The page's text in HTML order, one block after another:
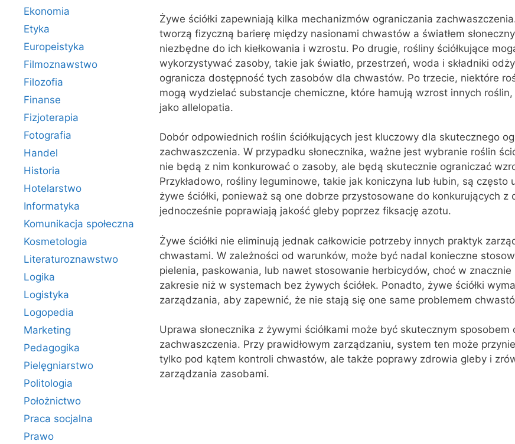
Żywe ściółki zapewniają kilka mechanizmów ograniczania
tworzą fizyczną barierę między nasionami chwastów a światłem
niezbędne do ich kiełkowania i wzrostu. Po drugie, rośliny ściółkujące
wykorzystywać zasoby, takie jak światło, przestrzeń, woda i składniki
ogranicza dostępność tych zasobów dla chwastów. Po trzecie, niektóre
mogą wydzielać substancje chemiczne, które hamują wzrost innych
jako allelopatia.
Dobór odpowiednich roślin ściółkujących jest kluczowy dla skutecznego
zachwaszczenia. W przypadku słonecznika, ważne jest wybranie roślin
nie będą z nim konkurować o zasoby, ale będą skutecznie ograniczać
Przykładowo, rośliny leguminowe, takie jak koniczyna lub łubin, są często
żywe ściółki, ponieważ są one dobrze przystosowane do konkurujących z
jednocześnie poprawiają jakość gleby poprzez fiksację azotu.
Żywe ściółki nie eliminują jednak całkowicie potrzeby innych praktyk
chwastami. W zależności od warunków, może być nadal konieczne
pielenia, paskowania, lub nawet stosowanie herbicydów, choć w znacznie
zakresie niż w systemach bez żywych ściółek. Ponadto, żywe ściółki
zarządzania, aby zapewnić, że nie stają się one same problemem
Uprawa słonecznika z żywymi ściółkami może być skutecznym sposobem
zachwaszczenia. Przy prawidłowym zarządzaniu, system ten może
tylko pod kątem kontroli chwastów, ale także poprawy zdrowia gleby i
zarządzania zasobami.
Ekonomia
Etyka
Europeistyka
Filmoznawstwo
Filozofia
Finanse
Fizjoterapia
Fotografia
Handel
Historia
Hotelarstwo
Informatyka
Komunikacja społeczna
Kosmetologia
Literaturoznawstwo
Logika
Logistyka
Logopedia
Marketing
Pedagogika
Pielęgniarstwo
Politologia
Położnictwo
Praca socjalna
Prawo